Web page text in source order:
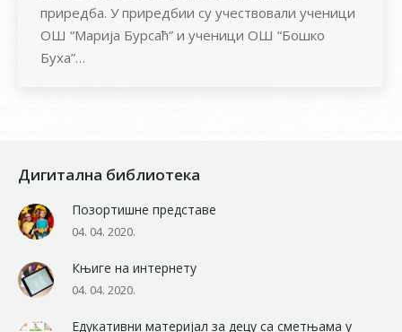
приредба. У приредбии су учествовали ученици
ОШ “Марија Бурсаћ” и ученици ОШ “Бошко
Буха”…
Дигитална библиотека
Позортишне представе
04. 04. 2020.
Књиге на интернету
04. 04. 2020.
Едукативни материјал за децу са сметњама у